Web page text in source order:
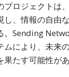
プロジェクトは
し、情報の自由
。Sending
ムにより、未来
たす可能性があ